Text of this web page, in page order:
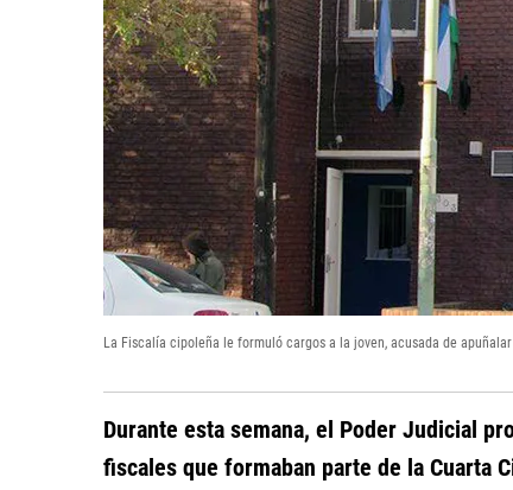
La Fiscalía cipoleña le formuló cargos a la joven, acusada de
Durante esta semana, el Poder Judicial
fiscales que formaban parte de la Cuarta